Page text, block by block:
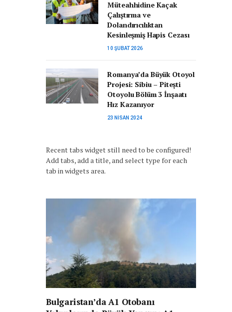
Müteahhidine Kaçak
Çalıştırma ve
Dolandırıcılıktan
Kesinleşmiş Hapis Cezası
10 ŞUBAT 2026
Romanya’da Büyük Otoyol
Projesi: Sibiu – Pitești
Otoyolu Bölüm 3 İnşaatı
Hız Kazanıyor
23 NISAN 2024
Recent tabs widget still need to be configured!
Add tabs, add a title, and select type for each
tab in widgets area.
Bulgaristan’da A1 Otobanı